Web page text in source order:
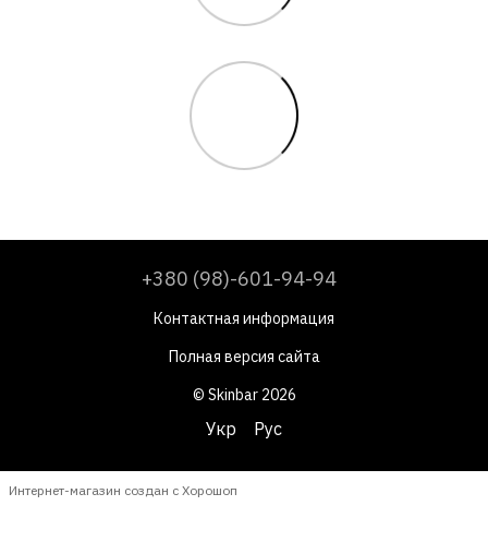
+380 (98)-601-94-94
Контактная информация
Полная версия сайта
© Skinbar 2026
Укр Рус
Интернет-магазин создан с Хорошоп